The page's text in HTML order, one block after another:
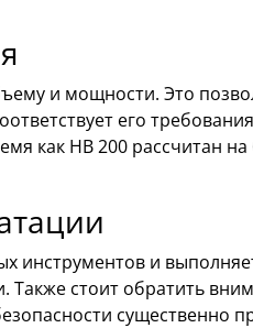
и мощности. Это
его
как HB 200 рассчитан
инструментов и
стоит обратить
существенно